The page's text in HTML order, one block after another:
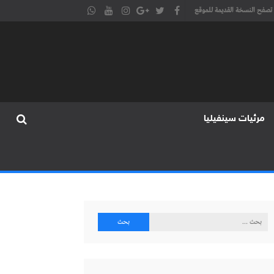
تصفح النسخة القديمة للموقع
مرئيات سينفيليا
البحث